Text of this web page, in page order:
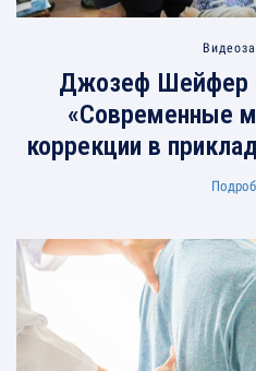
Джозеф Шейфер
«Современные
коррекции в